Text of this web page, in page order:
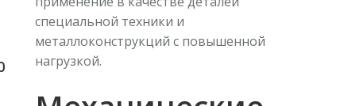
специальной техники и
металлоконструкций с повышенной
нагрузкой.